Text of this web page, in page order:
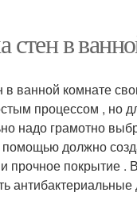
стен в
в ванной комнате
процессом , но
надо грамотно
помощью должно
и прочное покрытие .